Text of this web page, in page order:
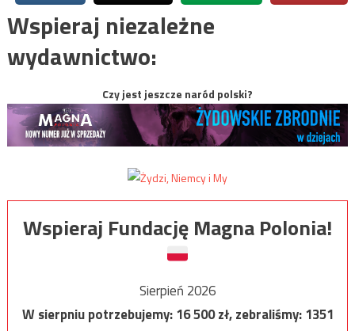
Wspieraj niezależne
wydawnictwo:
Czy jest jeszcze naród polski?
Wspieraj Fundację Magna Polonia!
Sierpień 2026
W sierpniu potrzebujemy:16 500zł, zebraliśmy:1351